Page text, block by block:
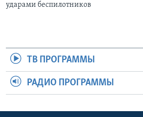
ударами беспилотников
ТВ ПРОГРАММЫ
РАДИО ПРОГРАММЫ